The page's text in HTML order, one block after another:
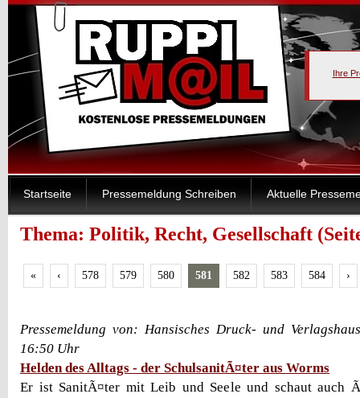
Ihre
Startseite Pressemeldung Schreiben Aktuelle
Thema: Politik, Recht, Gesellschaft
« ‹ 578 579 580 581 582 583 584 ›
Pressemeldung von: Hansisches Druck- und
16:50 Uhr
Helden des Alltags - der SchulsanitÃ¤ter aus Worms
Er ist SanitÃ¤ter mit Leib und Seele und schaut auch